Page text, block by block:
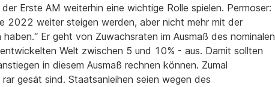
Erste AM weiterhin eine wichtige Rolle spielen. Permoser:
2022 weiter steigen werden, aber nicht mehr mit der
Er geht von Zuwachsraten im Ausmaß des nominalen
Welt zwischen 5 und 10% - aus. Damit sollten
in diesem Ausmaß rechnen können. Zumal
gesät sind. Staatsanleihen seien wegen des